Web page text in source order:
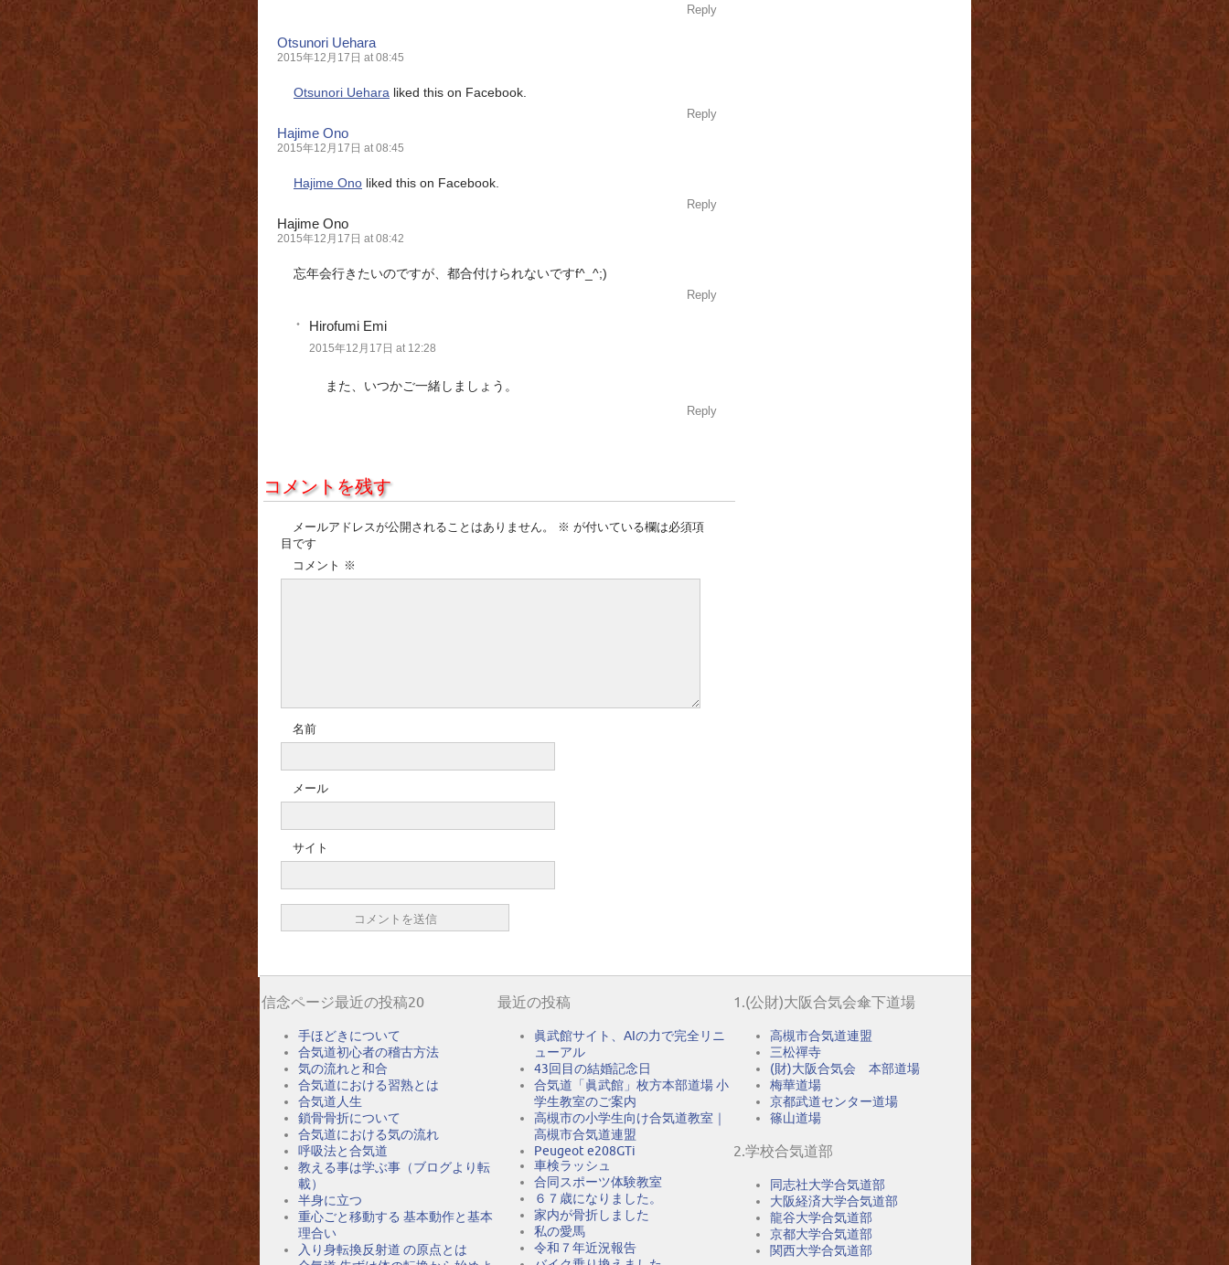
Reply
Otsunori Uehara
2015年12月17日 at 08:45
Otsunori Uehara liked this on Facebook.
Reply
Hajime Ono
2015年12月17日 at 08:45
Hajime Ono liked this on Facebook.
Reply
Hajime Ono
2015年12月17日 at 08:42
忘年会行きたいのですが、都合付けられないですf^_^;)
Reply
Hirofumi Emi
2015年12月17日 at 12:28
また、いつかご一緒しましょう。
Reply
コメントを残す
メールアドレスが公開されることはありません。 ※ が付いている欄は必須項
目です
コメント ※
名前
メール
サイト
信念ページ最近の投稿20
手ほどきについて
合気道初心者の稽古方法
気の流れと和合
合気道における習熟とは
合気道人生
鎖骨骨折について
合気道における気の流れ
呼吸法と合気道
教える事は学ぶ事（ブログより転
載）
半身に立つ
重心ごと移動する 基本動作と基本
理合い
入り身転換反射道 の原点とは
最近の投稿
眞武館サイト、AIの力で完全リニ
ューアル
43回目の結婚記念日
合気道「眞武館」枚方本部道場 小
学生教室のご案内
高槻市の小学生向け合気道教室｜
高槻市合気道連盟
Peugeot e208GTi
車検ラッシュ
合同スポーツ体験教室
６７歳になりました。
家内が骨折しました
私の愛馬
令和７年近況報告
1.(公財)大阪合気会傘下道場
高槻市合気道連盟
三松禪寺
(財)大阪合気会 本部道場
梅華道場
京都武道センター道場
篠山道場
2.学校合気道部
同志社大学合気道部
大阪経済大学合気道部
龍谷大学合気道部
京都大学合気道部
関西大学合気道部